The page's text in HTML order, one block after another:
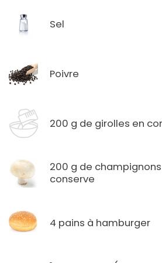
Sel
Poivre
200 g de girolles en
200 g de
conserve
4 pains à hamburger